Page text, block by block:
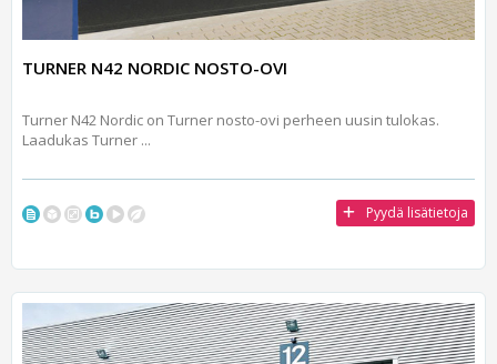
TURNER N42 NORDIC NOSTO-OVI
Turner N42 Nordic on Turner nosto-ovi perheen uusin tulokas.
Laadukas Turner ...
Pyydä lisätietoja